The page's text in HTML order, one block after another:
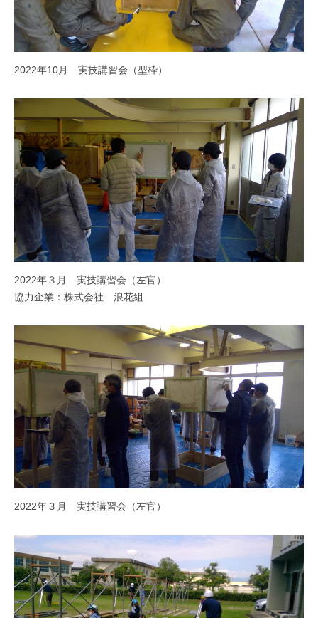
2022年10月 実技講習会（型枠）
2022年３月 実技講習会（左官）
協力企業：株式会社 浪花組
2022年３月 実技講習会（左官）